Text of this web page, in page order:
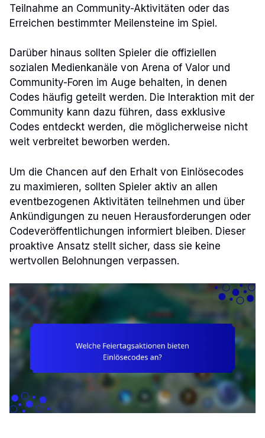
Teilnahme an Community-Aktivitäten oder das
Erreichen bestimmter Meilensteine im Spiel.
Darüber hinaus sollten Spieler die offiziellen
sozialen Medienkanäle von Arena of Valor und
Community-Foren im Auge behalten, in denen
Codes häufig geteilt werden. Die Interaktion mit der
Community kann dazu führen, dass exklusive
Codes entdeckt werden, die möglicherweise nicht
weit verbreitet beworben werden.
Um die Chancen auf den Erhalt von Einlösecodes
zu maximieren, sollten Spieler aktiv an allen
eventbezogenen Aktivitäten teilnehmen und über
Ankündigungen zu neuen Herausforderungen oder
Codeveröffentlichungen informiert bleiben. Dieser
proaktive Ansatz stellt sicher, dass sie keine
wertvollen Belohnungen verpassen.